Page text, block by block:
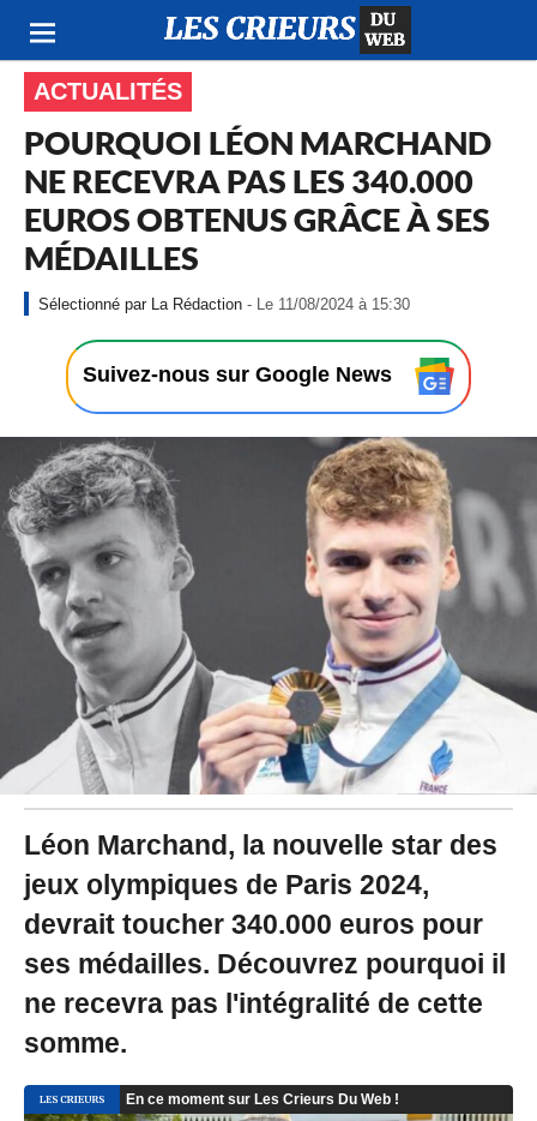
ACTUALITÉS
POURQUOI LÉON MARCHAND
NE RECEVRA PAS LES 340.000
EUROS OBTENUS GRÂCE À SES
MÉDAILLES
La Rédaction - Le 11/08/2024 à 15:30
1
/
0
8
/
2
0
2
4
à
1
5
:
3
Suivez-nous sur Google News
Léon Marchand, la nouvelle star des
jeux olympiques de Paris 2024,
devrait toucher 340.000 euros pour
ses médailles. Découvrez pourquoi il
ne recevra pas l'intégralité de cette
somme.